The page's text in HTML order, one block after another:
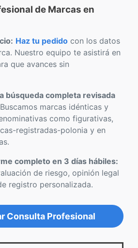
de Marcas en
Haz tu pedido con los datos
Nuestro equipo te asistirá en
que avances sin
búsqueda completa revisada
Buscamos marcas idénticas y
como figurativas,
registradas-polonia y en
completo en 3 días hábiles:
de riesgo, opinión legal
registro personalizada.
Consulta Profesional